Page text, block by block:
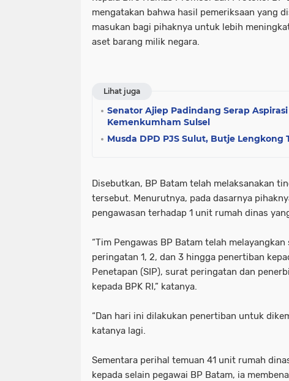
mengatakan bahwa hasil pemeriksaan yang
masukan bagi pihaknya untuk lebih
aset barang milik negara.
Lihat juga
Senator Ajiep Padindang Serap
Kemenkumham Sulsel
Musda DPD PJS Sulut, Butje Lengkong
Disebutkan, BP Batam telah melaksanakan
tersebut. Menurutnya, pada dasarnya
pengawasan terhadap 1 unit rumah dinas
“Tim Pengawas BP Batam telah
peringatan 1, 2, dan 3 hingga penertiban
Penetapan (SIP), surat peringatan dan
kepada BPK RI,” katanya.
“Dan hari ini dilakukan penertiban untuk
katanya lagi.
Sementara perihal temuan 41 unit rumah
kepada selain pegawai BP Batam, ia